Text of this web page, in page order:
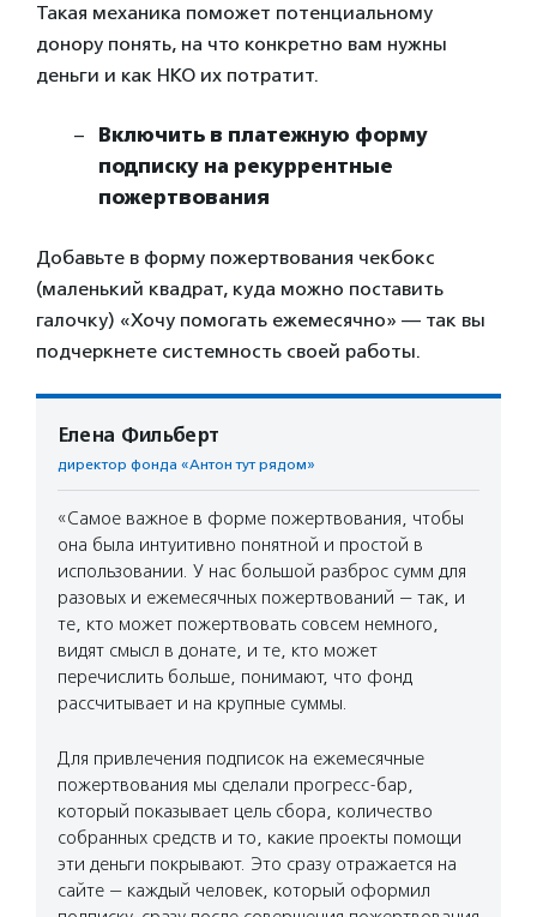
Такая механика поможет потенциальному
донору понять, на что конкретно вам нужны
деньги и как НКО их потратит.
Включить в платежную форму
подписку на рекуррентные
пожертвования
Добавьте в форму пожертвования чекбокс
(маленький квадрат, куда можно поставить
галочку) «Хочу помогать ежемесячно» — так вы
подчеркнете системность своей работы.
Елена Фильберт
директор фонда «Антон тут рядом»
«Самое важное в форме пожертвования, чтобы
она была интуитивно понятной и простой в
использовании. У нас большой разброс сумм для
разовых и ежемесячных пожертвований — так, и
те, кто может пожертвовать совсем немного,
видят смысл в донате, и те, кто может
перечислить больше, понимают, что фонд
рассчитывает и на крупные суммы.
Для привлечения подписок на ежемесячные
пожертвования мы сделали прогресс-бар,
который показывает цель сбора, количество
собранных средств и то, какие проекты помощи
эти деньги покрывают. Это сразу отражается на
сайте — каждый человек, который оформил